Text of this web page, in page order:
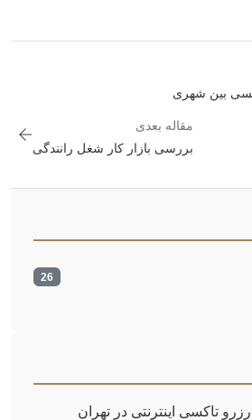
بین شهری
مقاله بعدی
بررسی بازار کار شغل رانندگی
26
تاکسی اینترنتی در تهران